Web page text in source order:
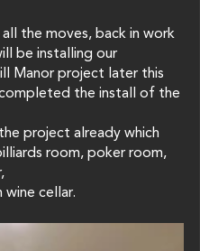
the moves, back in work
be installing our
Manor project later this
the install of the
project already which
room, poker room,
wine cellar.